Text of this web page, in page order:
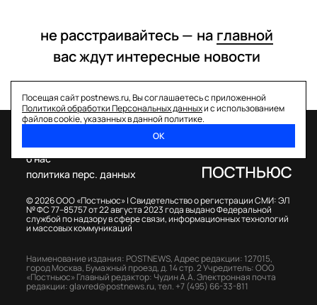
не расстраивайтесь — на главной
вас ждут интересные новости
Посещая сайт postnews.ru, Вы соглашаетесь с приложенной
Политикой обработки Персональных данныхи с использованием
файлов cookie, указанных в данной политике.
ОК
© 2026 ООО «Постньюс» |Свидетельство о регистрации СМИ: ЭЛ
№ ФС 77–85757 от 22 августа 2023 года выдано Федеральной
службой по надзору в сфере связи, информационных технологий
и массовых коммуникаций
о нас
политика перс. данных
Наименование издания: POSTNEWS,Адрес редакции: 127015,
город Москва, Бумажный проезд, д. 14 стр. 2Учредитель: ООО
«Постньюс» Главный редактор: Чудин А.А.Электронная почта
редакции:glavred@postnews.ru,тел. +7 (495) 66-33-811